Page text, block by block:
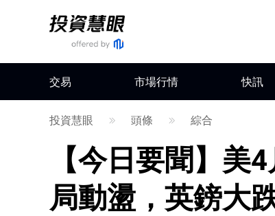
交易 市場行情 快訊
投資慧眼 頭條 綜合
【今日要聞】美
局動盪，英鎊大